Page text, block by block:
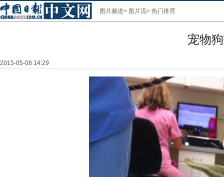
图片频道> 图片流> 热门推荐
宠物
2015-05-08 14:29